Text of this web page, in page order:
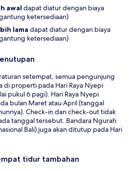
awal dapat diatur dengan biaya
ketersediaan)
lama dapat diatur dengan biaya
ketersediaan)
setempat, semua pengunjung
di properti pada Hari Raya Nyepi
pukul 6 pagi). Hari Raya Nyepi
bulan Maret atau April (tanggal
Check-in dan check-out tidak
tanggal tersebut. Bandara Ngurah
Bali) juga akan ditutup pada Hari
tidur tambahan